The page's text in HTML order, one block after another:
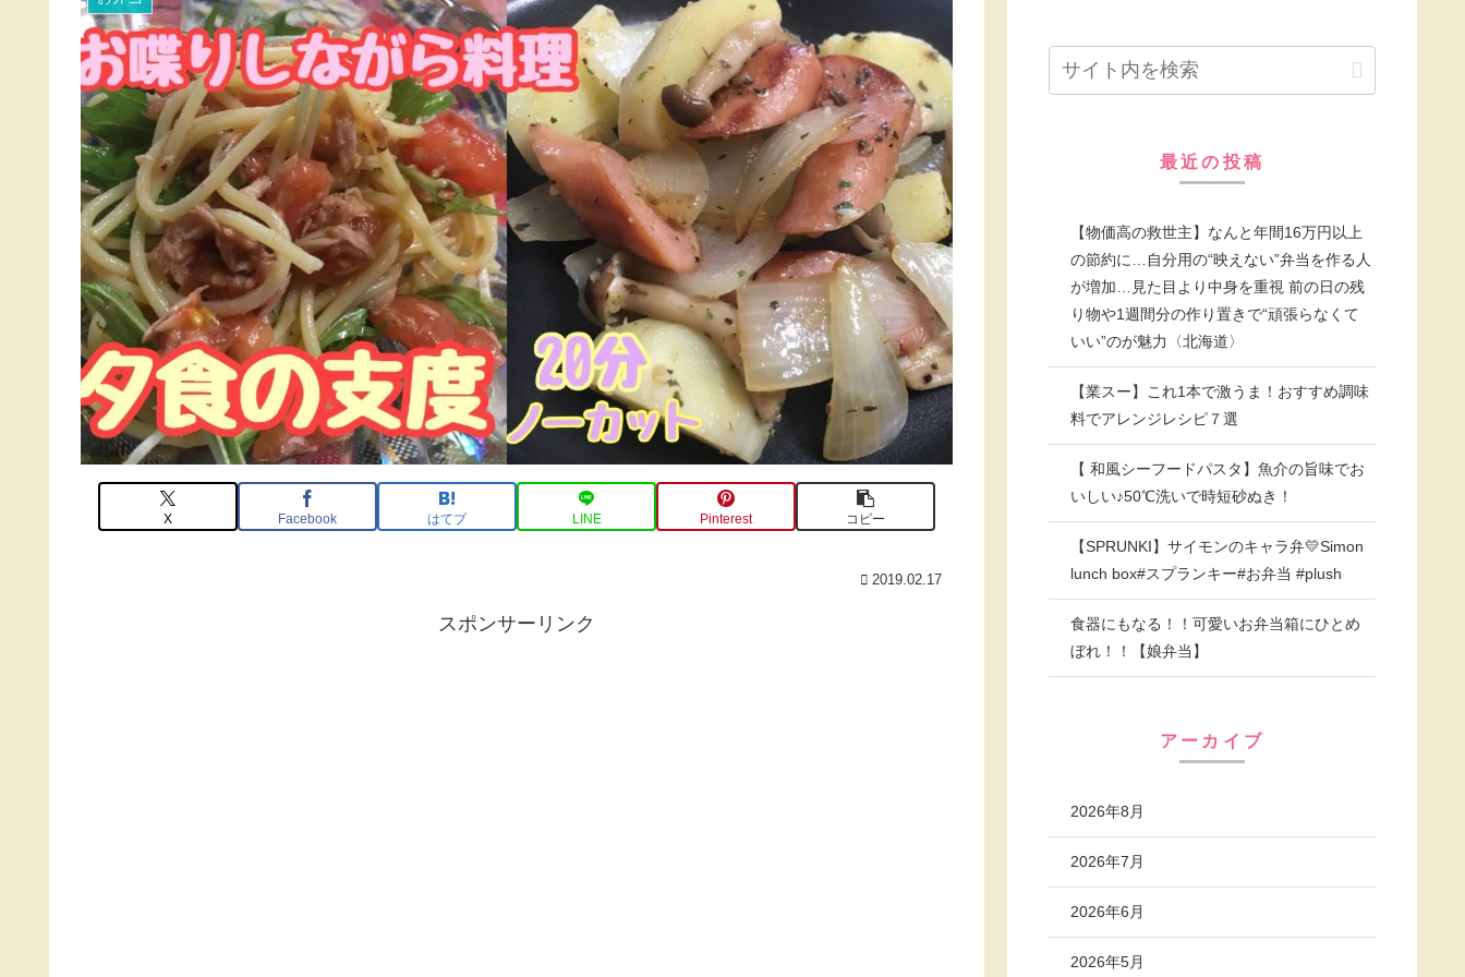
X Facebook はてブ LINE Pinterest コピー
2019.02.17
スポンサーリンク
最近の投稿
【物価高の救世主】なんと年間16万円以上
の節約に…自分用の“映えない”弁当を作る人
が増加…見た目より中身を重視 前の日の残
り物や1週間分の作り置きで“頑張らなくて
いい”のが魅力〈北海道〉
【業スー】これ1本で激うま！おすすめ調味
料でアレンジレシピ７選
【 和風シーフードパスタ】魚介の旨味でお
いしい♪50℃洗いで時短砂ぬき！
【SPRUNKI】サイモンのキャラ弁💛Simon
lunch box#スプランキー#お弁当 #plush
食器にもなる！！可愛いお弁当箱にひとめ
ぼれ！！【娘弁当】
アーカイブ
2026年8月
2026年7月
2026年6月
2026年5月